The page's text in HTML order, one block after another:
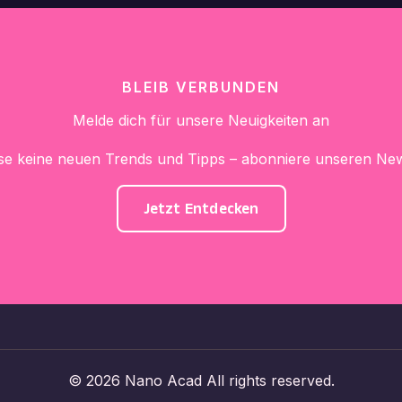
BLEIB VERBUNDEN
Melde dich für unsere Neuigkeiten an
keine neuen Trends und Tipps – abonniere unseren
Jetzt Entdecken
© 2026 Nano Acad All rights reserved.